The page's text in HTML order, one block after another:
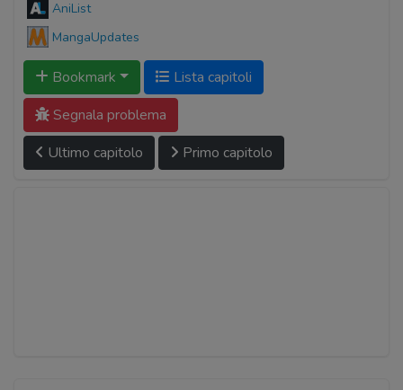
AniList
MangaUpdates
Bookmark
Lista capitoli
Segnala problema
Ultimo capitolo
Primo capitolo